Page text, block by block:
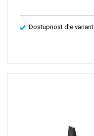
Dostupnost dle variant